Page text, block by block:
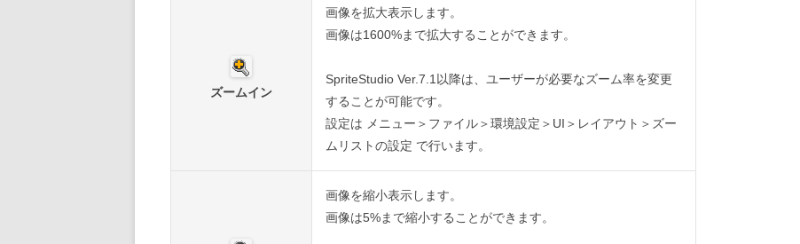
ズームイン
画像を拡大表示します。
画像は1600%まで拡大することができます。
SpriteStudio Ver.7.1以降は、ユーザーが必要なズーム率を変更
することが可能です。
設定は メニュー＞ファイル＞環境設定＞UI＞レイアウト＞ズー
ムリストの設定 で行います。
画像を縮小表示します。
画像は5%まで縮小することができます。